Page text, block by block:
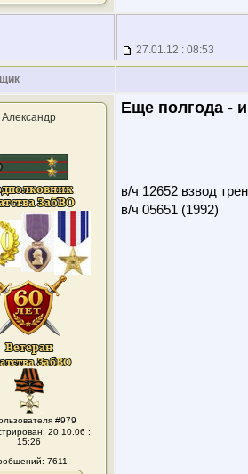
27.01.12 : 08:53
Александр
#979
20.10.06 :
15:26
7611
Еще полгода -
в/ч 12652 взвод
в/ч 05651 (1992)